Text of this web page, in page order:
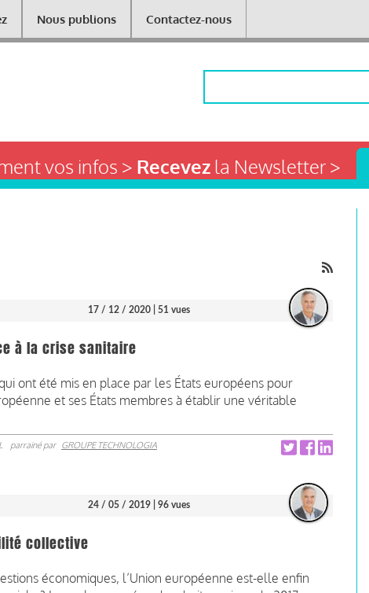
Nous publions Contactez-nous
vos infos > Recevezla Newsletter >
17 / 12 / 2020 | 51 vues
à la crise sanitaire
ont été mis en place par les États européens pour
et ses États membres à établir une véritable
parrainé par GROUPE TECHNOLOGIA
24 / 05 / 2019 | 96 vues
collective
économiques, l’Union européenne est-elle enfin